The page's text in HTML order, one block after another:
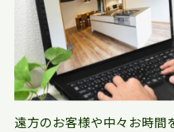
遠方のお客様や中々お時間